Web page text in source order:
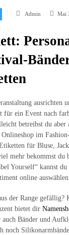
Admin Mai
ausrichten
für ein Event nach
betreibst du
im
für Bluse,
mehr bekommst du
Yourself“ kannst du
online auswählen.
der Range gefällig?
bietet dir
auch Bänder und
noch